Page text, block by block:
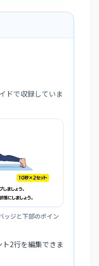
ドで収録していま
ッジと下部のポイン
2行を編集できま